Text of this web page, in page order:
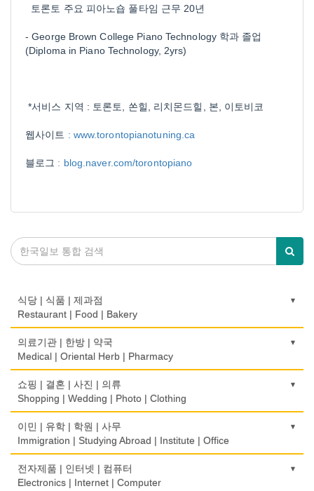
토론토 주요 피아노숍 풀타임 근무 20년
- George Brown College Piano Technology 학과 졸업
(Diploma in Piano Technology, 2yrs)
*서비스 지역 : 토론토, 쏜힐, 리치몬드힐, 본, 이토비코
웹사이트 : www.torontopianotuning.ca
블로그 : blog.naver.com/torontopiano
식당 | 식품 | 제과점
Restaurant | Food | Bakery
농장
Farm
떡집/방앗간
Rice Cake
Fish Market
Restaurant
의료기관 | 한방 | 약국
Medical | Oriental Herb | Pharmacy
의사-검안의
Optometrist
보청기
Hearing Aid
Bidet
쇼핑 | 결혼 | 사진 | 의류
Shopping | Wedding | Photo | Clothing
한복집
Korean Costume
유리/거울/액자
Glass/Mirror/Frame
이민 | 유학 | 학원 | 사무
Immigration | Studying Abroad | Institute | Office
이민/유학
Immigration/Studying Abroad
전자제품 | 인터넷 | 컴퓨터
Electronics | Internet | Computer